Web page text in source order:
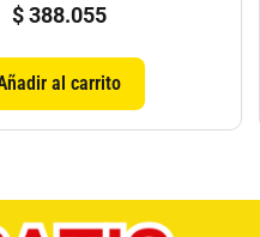
$388.055
al carrito